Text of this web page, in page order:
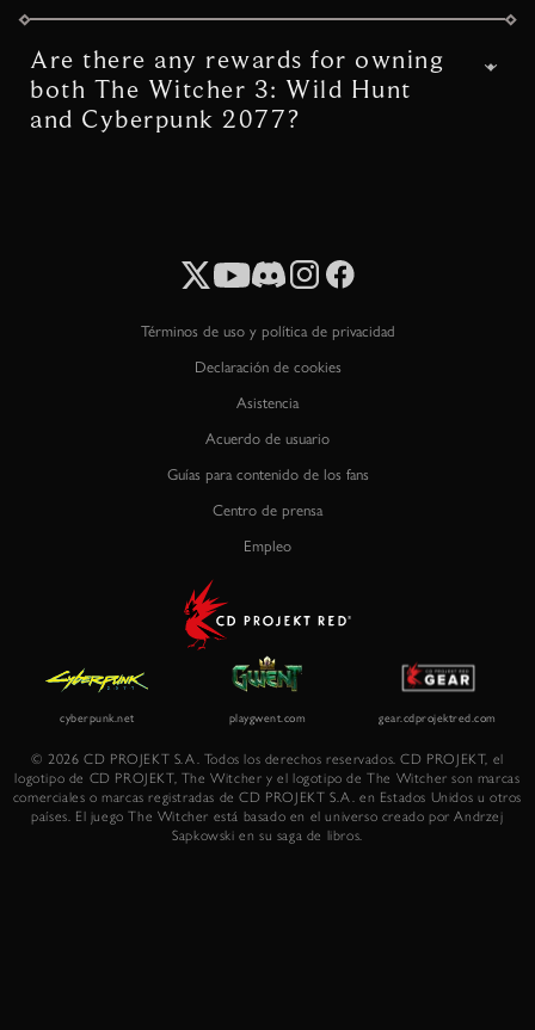
GWENT-related rewards were redeemable
up until December 31, 2023. If you
redeemed the rewards before this date, yes
you can. Just open GWENT on iOS or
Android, log in using the same account used
Hunt in-game reward (Roach card) will be
Are there any rewards for owning
both The Witcher 3: Wild Hunt
and Cyberpunk 2077?
Jacket and the Gwynbleidd sword. Visit
cyberpunk.net/myrewardsto learn more.
Términos de uso y política de privacidad
Declaración de cookies
Asistencia
Acuerdo de usuario
Guías para contenido de los fans
Centro de prensa
Empleo
© 2026 CD PROJEKT S.A. Todos los derechos reservados. CD PROJEKT, el
logotipo de CD PROJEKT, The Witcher y el logotipo de The Witcher son marcas
comerciales o marcas registradas de CD PROJEKT S.A. en Estados Unidos u otros
países. El juego The Witcher está basado en el universo creado por Andrzej
Sapkowski en su saga de libros.